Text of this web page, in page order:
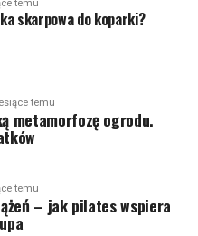
temu
skarpowa do koparki?
temu
metamorfozę ogrodu.
temu
– jak pilates wspiera